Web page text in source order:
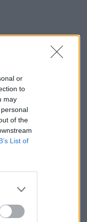
or
to
may
of the
List of